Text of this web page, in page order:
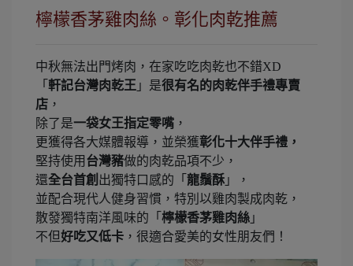
檸檬香茅雞肉絲。彰化肉乾推薦
中秋無法出門烤肉，在家吃吃肉乾也不錯XD
「 軒記台灣肉乾王 」是很有名的肉乾伴手禮專賣
店 ，
除了是一袋女王指定零嘴 ，
更獲得各大媒體報導，並榮獲彰化十大伴手禮，
堅持使用 台灣豬做的肉乾品項不少，
還全台首創 出獨特口感的「 龍鬚酥 」，
並配合現代人健身習慣，特別以雞肉製成肉乾，
散發獨特南洋風味的「 檸檬香茅雞肉絲 」
不但好吃又低卡 ，很適合愛美的女性朋友們！